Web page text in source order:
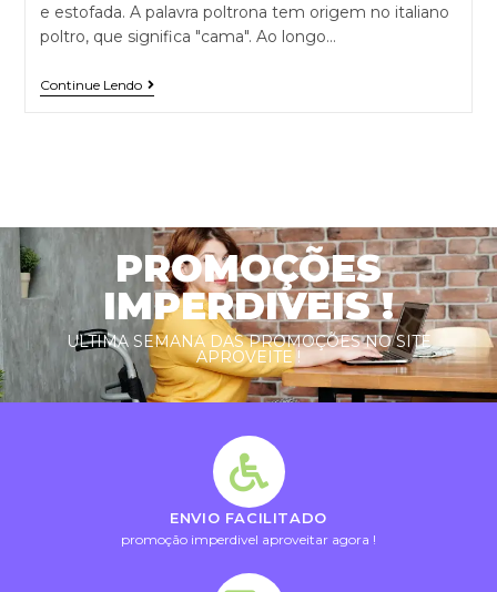
e estofada. A palavra poltrona tem origem no italiano
poltro, que significa "cama". Ao longo…
Continue Lendo
PROMOÇÕES
IMPERDIVEIS !
ULTIMA SEMANA DAS PROMOÇÕES NO SITE
APROVEITE !
ENVIO FACILITADO
promoção imperdivel aproveitar agora !